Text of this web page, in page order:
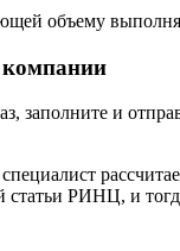
объему
заполните и
статьи РИНЦ, и